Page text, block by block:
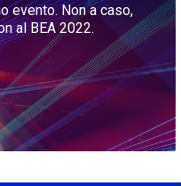
evento. Non a caso,
al BEA 2022.